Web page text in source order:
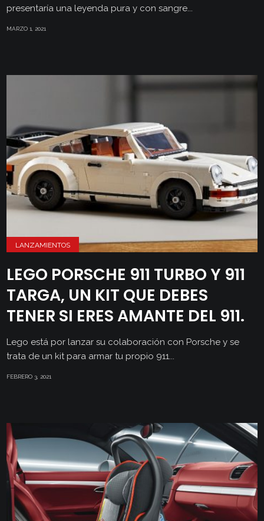
presentaría una leyenda pura y con sangre...
MARZO 1, 2021
LANZAMIENTOS
LEGO PORSCHE 911 TURBO Y 911
TARGA, UN KIT QUE DEBES
TENER SI ERES AMANTE DEL 911.
Lego está por lanzar su colaboración con Porsche y se
trata de un kit para armar tu propio 911...
FEBRERO 3, 2021